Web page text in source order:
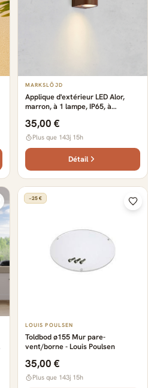
MARKSLÖJD
Applique d'extérieur LED Alor,
marron, à 1 lampe, IP65, à
Scandinave - Aluminium - À
ampoule unique
35,00 €
Plus que 143j 15h
Détail
−25 €
LOUIS POULSEN
Toldbod ø155 Mur pare-
vent/borne - Louis Poulsen
35,00 €
Plus que 143j 15h